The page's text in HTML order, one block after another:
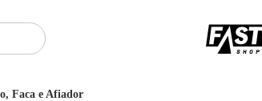
Faca e Afiador